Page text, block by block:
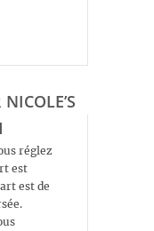
réglez
est
est de